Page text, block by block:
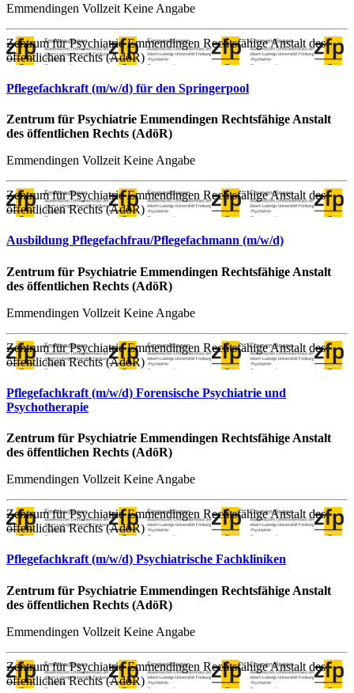
Emmendingen Vollzeit Keine Angabe
Zentrum für Psychiatrie Emmendingen Rechtsfähige Anstalt des
öffentlichen Rechts (AdöR)
Pflegefachkraft (m/w/d) für den Springerpool
Zentrum für Psychiatrie Emmendingen Rechtsfähige Anstalt
des öffentlichen Rechts (AdöR)
Emmendingen Vollzeit Keine Angabe
Zentrum für Psychiatrie Emmendingen Rechtsfähige Anstalt des
öffentlichen Rechts (AdöR)
Ausbildung Pflegefachfrau/Pflegefachmann (m/w/d)
Zentrum für Psychiatrie Emmendingen Rechtsfähige Anstalt
des öffentlichen Rechts (AdöR)
Emmendingen Vollzeit Keine Angabe
Zentrum für Psychiatrie Emmendingen Rechtsfähige Anstalt des
öffentlichen Rechts (AdöR)
Pflegefachkraft (m/w/d) Forensische Psychiatrie und
Psychotherapie
Zentrum für Psychiatrie Emmendingen Rechtsfähige Anstalt
des öffentlichen Rechts (AdöR)
Emmendingen Vollzeit Keine Angabe
Zentrum für Psychiatrie Emmendingen Rechtsfähige Anstalt des
öffentlichen Rechts (AdöR)
Pflegefachkraft (m/w/d) Psychiatrische Fachkliniken
Zentrum für Psychiatrie Emmendingen Rechtsfähige Anstalt
des öffentlichen Rechts (AdöR)
Emmendingen Vollzeit Keine Angabe
Zentrum für Psychiatrie Emmendingen Rechtsfähige Anstalt des
öffentlichen Rechts (AdöR)